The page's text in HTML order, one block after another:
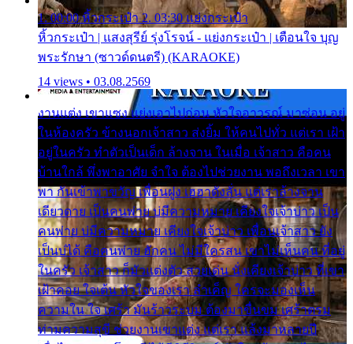
1. 00:00 หิ้วกระเป๋า 2. 03:30 แย่งกระเป๋า
หิ้วกระเป๋า | แสงสุรีย์ รุ่งโรจน์ - แย่งกระเป๋า | เตือนใจ บุญ
พระรักษา (ซาวด์ดนตรี) (KARAOKE)
14 views • 03.08.2569
งานแต่ง เขาแซง แย่งเอาไปก่อน หัวใจอาวรณ์ มาซ่อน อยู่
ในห้องครัว ข้างนอกเจ้าสาว ส่งยิ้ม ให้คนไปทั่ว แต่เรา เฝ้า
อยู่ในครัว ทำตัวเป็นเด็ก ล้างจาน ในเมื่อ เจ้าสาว คือคน
บ้านใกล้ พึ่งพาอาศัย จำใจ ต้องไปช่วยงาน พอถึงเวลา เขา
พา กันเข้าพาขวัญ เพื่อนฝูง เฮฮาดังลั่น แต่เราล้างจาน
เดียวดาย เป็นคนพ่าย บ่มีความหมาย เคียงใจเจ้าบ่าว เป็น
คนพ่าย บ่มีความหมาย เคียงใจเจ้าบ่าว เพื่อนเจ้าสาว ยัง
เป็นบ่ได้ คือคนพ่าย ฮักคน ไม่มีใครสน เขาไม่เห็นคน ที่อยู่
ในครัว เจ้าสาว ก็มัวแต่งตัว สวยเด่น นั่งเคียงเจ้าบ่าว ที่เขา
เฝ้าคอย ใจเต้น หัวใจของเรา ลำเค็ญ ใครจะมองเห็น
ความใน ใจ เศร้า มันร้าวระบม ต้องมาขื่นขม เศร้าตรม
ท่ามความสุขี ช่วยงานเขาแต่ง แต่เรา แล้งมาหลายปี